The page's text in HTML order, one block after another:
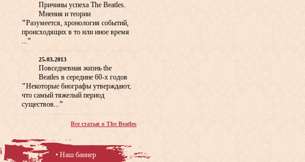
Причины успеха The Beatles.
Мнения и теории
"Разумеется, хронология событий,
происходящих в то или иное время
..."
25.03.2013
Повседневная жизнь the
Beatles в середине 60-х годов
"Некоторые биографы утверждают,
что самый тяжелый период
существов..."
Все статьи о The Beatles
• Наш баннер